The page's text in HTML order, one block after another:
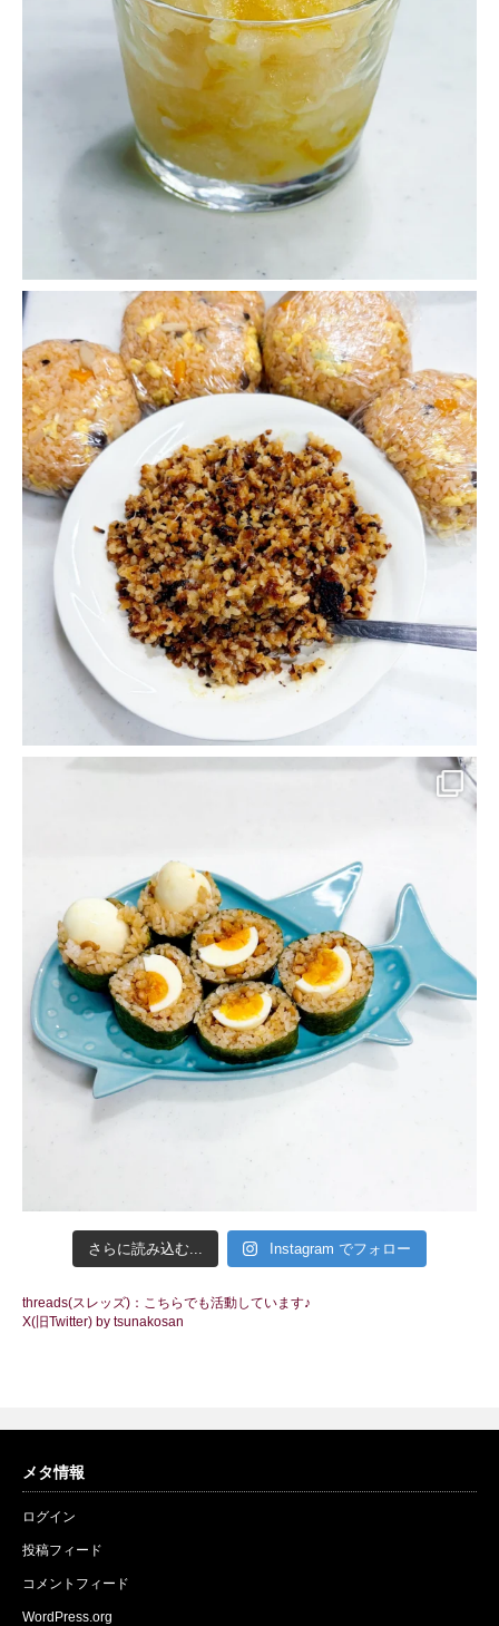
さらに読み込む... Instagram でフォロー
threads(スレッズ)：こちらでも活動しています♪
X(旧Twitter) by tsunakosan
メタ情報
ログイン
投稿フィード
コメントフィード
WordPress.org